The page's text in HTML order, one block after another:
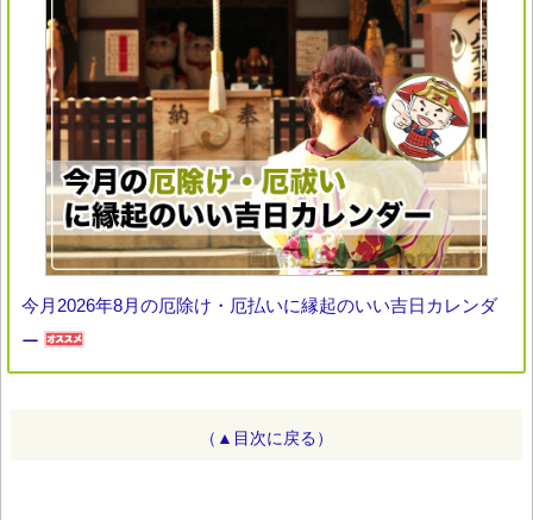
今月2026年8月の厄除け・厄払いに縁起のいい吉日カレンダ
ー
（▲目次に戻る）